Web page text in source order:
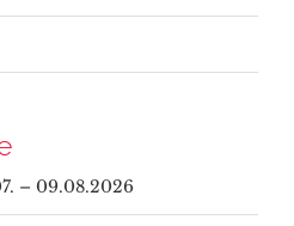
– 09.08.2026